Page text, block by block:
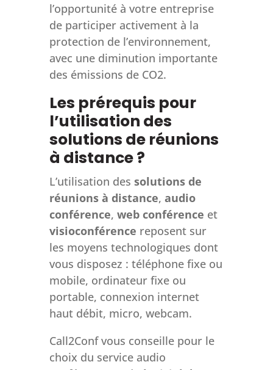
l’opportunité à votre entreprise
de participer activement à la
protection de l’environnement,
avec une diminution importante
des émissions de CO2.
Les prérequis pour
l’utilisation des
solutions de réunions
à distance ?
L’utilisation des solutions de
réunions à distance, audio
conférence, web conférence et
visioconférence reposent sur
les moyens technologiques dont
vous disposez : téléphone fixe ou
mobile, ordinateur fixe ou
portable, connexion internet
haut débit, micro, webcam.
Call2Conf vous conseille pour le
choix du service audio